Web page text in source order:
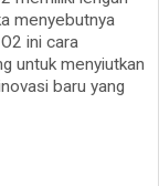
menyebutnya
ini cara
untuk menyiutkan
baru yang